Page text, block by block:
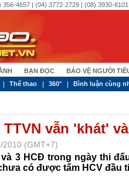
4657 | (04) 3772-2729 | (08) 3930-
BẠN ĐỌC
BẢO VỆ NGƯỜI
Thể thao 360° Bình luận cùng
vẫn 'khát'
(GMT+7)
3 HCĐ trong ngày thi
có được tấm HCV đầu